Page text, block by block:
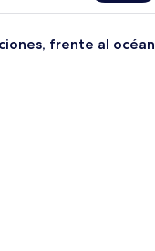
sala de estar moderna
frente al